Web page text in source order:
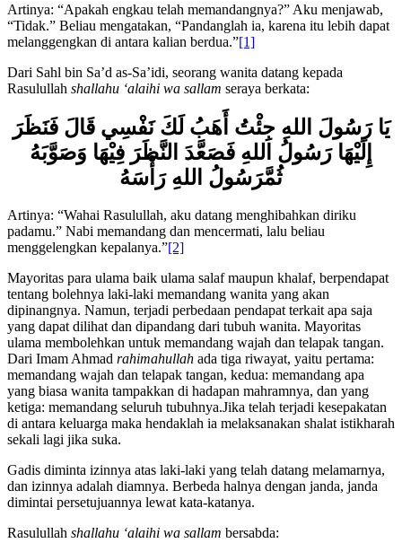
Artinya: “Apakah engkau telah memandangnya?” Aku menjawab,
“Tidak.” Beliau mengatakan, “Pandanglah ia, karena itu lebih dapat
Dari Sahl bin Sa’d as-Sa’idi, seorang wanita datang kepada
يَا رَسُولَ اللهِ جِئْتُ أَهَبُ لَكَ نَفْسِي قَالَ فَنَظَرَ
إِلَيْهَا رَسُولُ اللهِ فَصَعَّدَ النَّظَرَ فِيْهَا وَصَوَّبَهُ
ثُمَّرَسُولُ اللهِ رَأْسَهُ
Artinya: “Wahai Rasulullah, aku datang menghibahkan diriku
padamu.” Nabi memandang dan mencermati, lalu beliau
Mayoritas para ulama baik ulama salaf maupun khalaf, berpendapat
tentang bolehnya laki-laki memandang wanita yang akan
dipinangnya. Namun, terjadi perbedaan pendapat terkait apa saja
yang dapat dilihat dan dipandang dari tubuh wanita. Mayoritas
ulama membolehkan untuk memandang wajah dan telapak tangan.
Dari Imam Ahmad rahimahullahada tiga riwayat, yaitu pertama:
memandang wajah dan telapak tangan, kedua: memandang apa
yang biasa wanita tampakkan di hadapan mahramnya, dan yang
ketiga: memandang seluruh tubuhnya.Jika telah terjadi kesepakatan
di antara keluarga maka hendaklah ia melaksanakan shalat istikharah
Gadis diminta izinnya atas laki-laki yang telah datang melamarnya,
dan izinnya adalah diamnya. Berbeda halnya dengan janda, janda